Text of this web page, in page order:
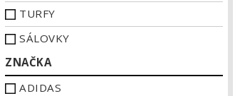
ZNAČKA
ADIDAS
TURFY
SÁLOVKY